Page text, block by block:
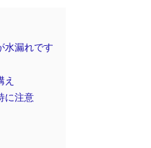
水漏れです
え
に注意